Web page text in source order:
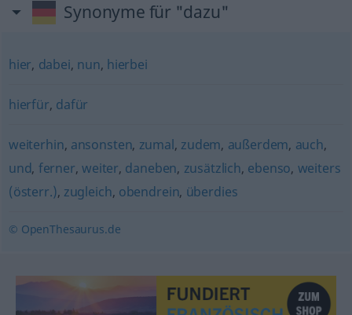
Synonyme für "dazu"
hier, dabei, nun, hierbei
hierfür, dafür
weiterhin, ansonsten, zumal, zudem, außerdem, auch,
und, ferner,weiter, daneben, zusätzlich, ebenso, weiters
(österr.), zugleich, obendrein, überdies
© OpenThesaurus.de